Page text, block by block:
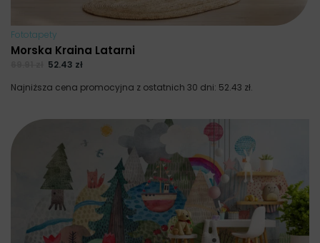
Fototapety
Morska Kraina Latarni
52.43 zł
Najniższa cena promocyjna z ostatnich 30 dni: 52.43 zł.